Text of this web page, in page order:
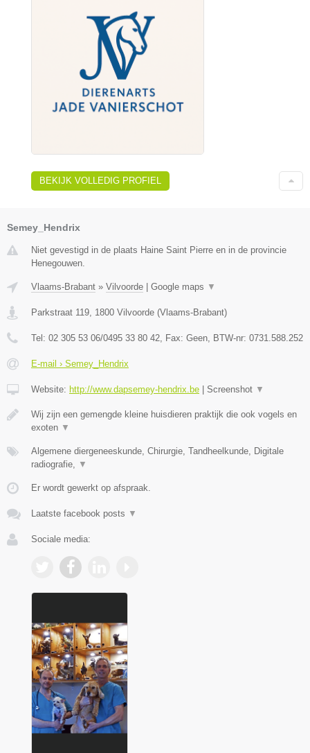
BEKIJK VOLLEDIG PROFIEL
Semey_Hendrix
Niet gevestigd in de plaats Haine Saint Pierre en in de provincie
Henegouwen.
Vlaams-Brabant » Vilvoorde Google maps ▼
Parkstraat 119, 1800 Vilvoorde (Vlaams-Brabant)
Tel: 02 305 53 06/0495 33 80 42, Fax: Geen, BTW-nr: 0731.588.252
E-mail › Semey_Hendrix
Website: http://www.dapsemey-hendrix.be Screenshot ▼
Wij zijn een gemengde kleine huisdieren praktijk die ook vogels en
exoten ▼
Algemene diergeneeskunde, Chirurgie, Tandheelkunde, Digitale
radiografie, ▼
Er wordt gewerkt op afspraak.
Laatste facebook posts ▼
Sociale media: